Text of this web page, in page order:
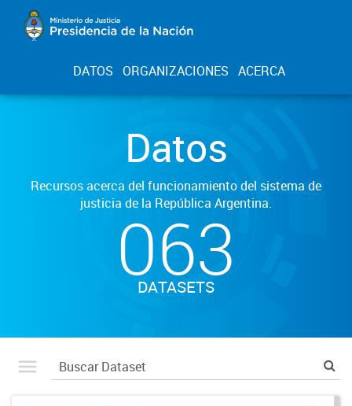
DATOS ORGANIZACIONES ACERCA
Datos
Recursos acerca del funcionamiento del sistema de
justicia de la República Argentina.
063
DATASETS